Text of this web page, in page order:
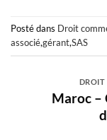
Posté dans Droit
associé,gérant,SAS
DROIT
Maroc –